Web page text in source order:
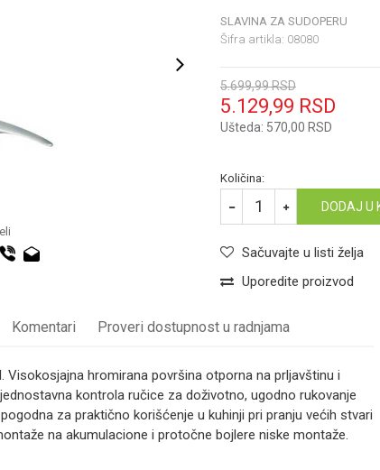
SLAVINA ZA SUDOPERU
Šifra artikla: 08080
5.699,99RSD
5.129,99 RSD
Ušteda: 570,00 RSD
Količina:
DODAJ U
Sačuvajte u listi želja
Uporedite proizvod
Komentari Proveri dostupnost u radnjama
hromirana površina otporna na prljavštinu i
kontrola ručice za doživotno, ugodno rukovanje
za praktično korišćenje u kuhinji pri pranju većih stvari
na akumulacione i protočne bojlere niske montaže.